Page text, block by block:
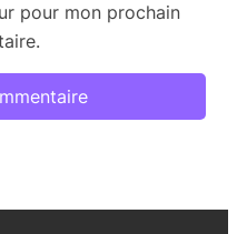
pour mon prochain